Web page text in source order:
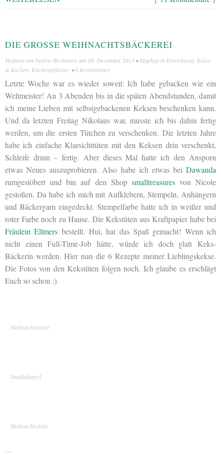
DIE GROSSE WEIHNACHTSBÄCKEREI
Verfasst von Nadine Beckmann am 09. Dezember 2013 • Abgelegt in Einrichtung Kekse
& Kuchen Küchengeflüster, •8 Kommentare
Letzte Woche war es wieder soweit: Ich habe gebacken wie ein
Weltmeister! An 3 Abenden bis in die späten Abendstunden, damit
ich meine Lieben mit selbstgebackenen Keksen beschenken kann.
Und da letzten Freitag Nikolaus war, musste ich bis dahin fertig
werden, um die ersten Tütchen zu verschenken. Die letzten Jahre
habe ich einfache Klarsichttüten mit den Keksen drin verschenkt,
Schleife drum – fertig. Aber dieses Mal hatte ich den Ansporn
etwas Neues auszuprobieren. Also habe ich etwas bei Dawanda
rumgestöbert und bin auf den Shop smalltreasuresvon Nicole
gestoßen. Da habe ich mich mit Aufklebern, Stempeln, Anhängern
und Bäckergarn eingedeckt. Stempelfarbe hatte ich in weißer und
roter Farbe noch zu Hause. Die Kekstüten aus Kraftpapier habe bei
Fräulein Ellmers bestellt. Hui, hat das Spaß gemacht! Wenn ich
nicht einen Full-Time-Job hätte, würde ich doch glatt Keks-
Bäckerin werden. Hier nun die 6 Rezepte meiner Lieblingskekse.
Die Fotos von den Kekstüten folgen noch. Ich glaube es erschlägt
Euch so schon :).
Weihnachtskekse
Vanillekipferl
Weihnachtsdeko
…